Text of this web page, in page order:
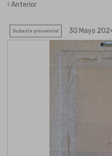
Anterior
Subasta presencial 30 Mayo